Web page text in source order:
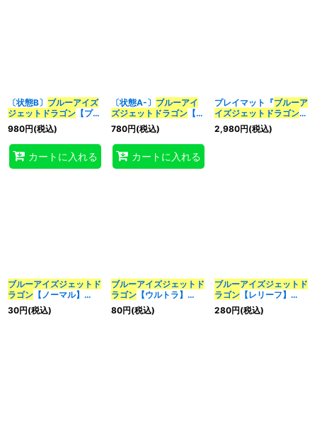
〔状態B〕 ブルーアイズ
ジェット ドラゴン 【プリ
ズマティックシークレッ
ト】{BACH-JP004}
《モンスター》
980円(税込)
カートに入れる
〔状態A-〕 ブルーアイ
ズジェット ドラゴン【ク
ォーターセンチュリーシ
ークレット】{QCDB-
JP028}《モンスター》
780円(税込)
カートに入れる
プレイマット『ブルーア
イズジェット ドラゴン
(REMOTEDUEL)』【-】
{-}《プレイマット》
2,980円(税込)
ブルーアイズジェット ド
ラゴン 【ノーマル】
{SD47-JP005}《モン
スター》
30円(税込)
ブルーアイズジェット ド
ラゴン【ウルトラ】
{BACH-JP004}《モン
スター》
80円(税込)
ブルーアイズジェット ド
ラゴン【レリーフ】
{BACH-JP004}《モン
スター》
280円(税込)